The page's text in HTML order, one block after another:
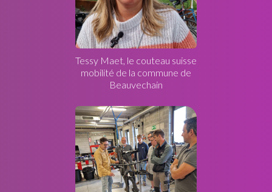
Tessy Maet, le couteau suisse
mobilité de la commune de
Beauvechain